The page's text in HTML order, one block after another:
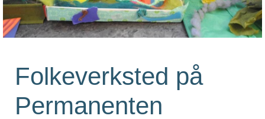
Folkeverksted på
Permanenten